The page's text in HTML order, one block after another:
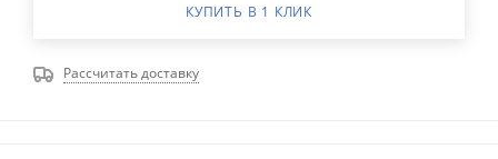
КУПИТЬ В 1 КЛИК
Рассчитать доставку